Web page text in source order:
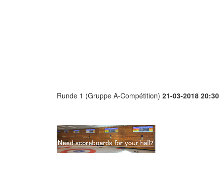
Runde 1 (Gruppe A-Compétition) 21-03-2018 20:30